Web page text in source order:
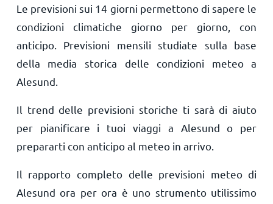
Le previsioni sui 14 giorni permettono di sapere le
condizioni climatiche giorno per giorno, con
anticipo. Previsioni mensili studiate sulla base
della media storica delle condizioni meteo a
Alesund.
Il trend delle previsioni storiche ti sarà di aiuto
per pianificare i tuoi viaggi a Alesund o per
prepararti con anticipo al meteo in arrivo.
Il rapporto completo delle previsioni meteo di
Alesund ora per ora è uno strumento utilissimo